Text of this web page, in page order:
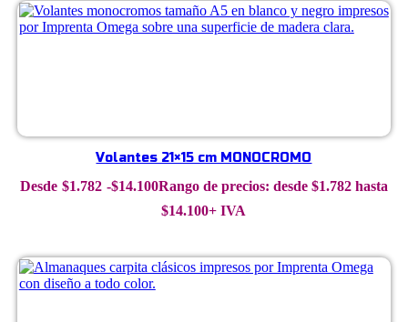
Volantes 21×15 cm MONOCROMO
$1.782 -$14.100Rango de precios: desde $1.782 hasta
$14.100+ IVA